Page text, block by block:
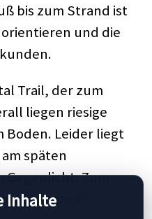
bis zum Strand ist
und die
Trail, der zum
liegen riesige
Boden. Leider liegt
späten
Zum
ungeeignet.
Inhalte